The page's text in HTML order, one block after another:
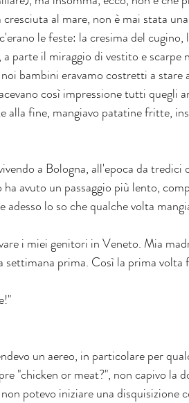
al mare, non è mai stata
le feste: la cresima del cugino,
parte il miraggio di vestito e scarpe
bambini eravamo costretti a stare
così impressione tutti quegli
alla fine, mangiavo patatine fritte,
a Bologna, all'epoca da
avuto un passaggio più lento,
adesso lo so che qualche volta
i miei genitori in Veneto. Mia
settimana prima. Così la prima volta
un aereo, in particolare per
"chicken or meat?", non capivo la
potevo iniziare una disquisizione